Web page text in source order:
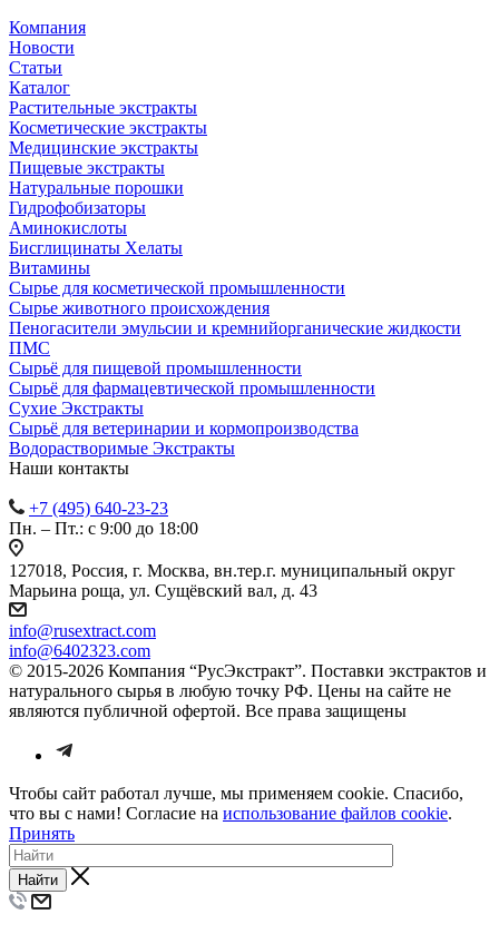
Компания
Новости
Статьи
Каталог
Растительные экстракты
Косметические экстракты
Медицинские экстракты
Пищевые экстракты
Натуральные порошки
Гидрофобизаторы
Аминокислоты
Бисглицинаты Хелаты
Витамины
Сырье для косметической промышленности
Сырье животного происхождения
Пеногасители эмульсии и кремнийорганические жидкости
ПМС
Сырьё для пищевой промышленности
Сырьё для фармацевтической промышленности
Сухие Экстракты
Сырьё для ветеринарии и кормопроизводства
Водорастворимые Экстракты
Наши контакты
+7 (495) 640-23-23
Пн. – Пт.: с 9:00 до 18:00
127018, Россия, г. Москва, вн.тер.г. муниципальный округ
Марьина роща, ул. Сущёвский вал, д. 43
info@rusextract.com
info@6402323.com
© 2015-2026 Компания “РусЭкстракт”. Поставки экстрактов и
натурального сырья в любую точку РФ. Цены на сайте не
являются публичной офертой. Все права защищены
Чтобы сайт работал лучше, мы применяем cookie. Спасибо,
что вы с нами! Согласие на использование файлов cookie.
Принять
Найти